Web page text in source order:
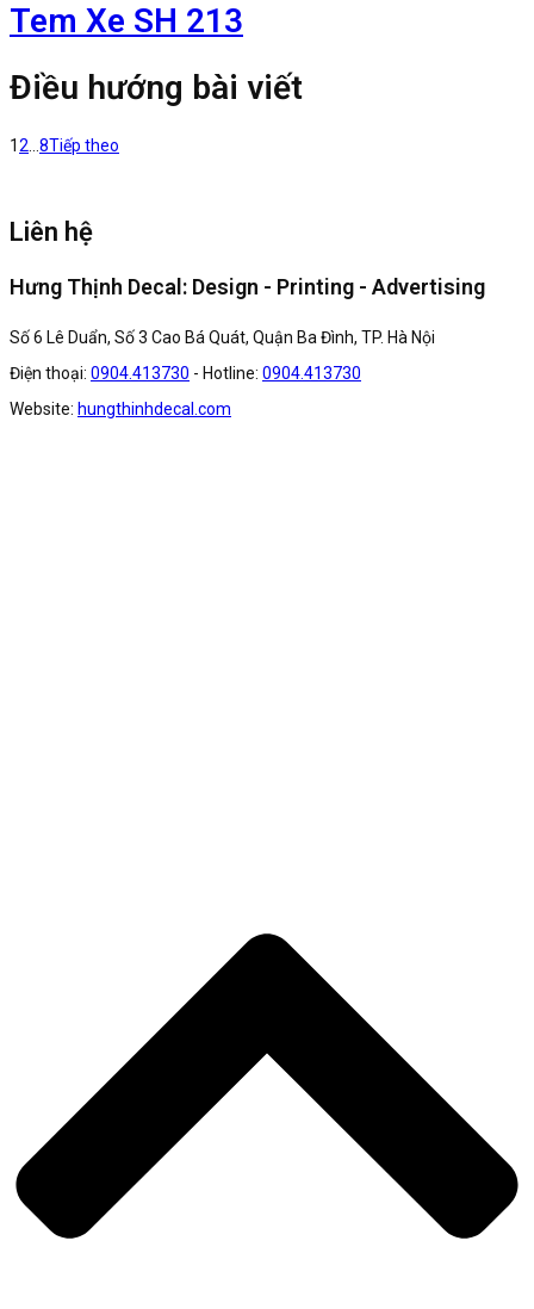
Tem Xe SH 213
Điều hướng bài viết
12 8Tiếp theo
Liên hệ
Hưng Thịnh Decal: Design - Printing - Advertising
Số 6 Lê Duẩn, Số 3 Cao Bá Quát, Quận Ba Đình, TP. Hà Nội
Điện thoại: 0904.413730 - Hotline: 0904.413730
Website: hungthinhdecal.com